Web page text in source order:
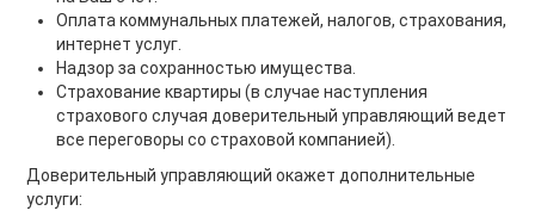
Оплата коммунальных платежей, налогов, страхования,
интернет услуг.
Надзор за сохранностью имущества.
Страхование квартиры (в случае наступления
страхового случая доверительный управляющий ведет
все переговоры со страховой компанией).
Доверительный управляющий окажет дополнительныe
услуги: